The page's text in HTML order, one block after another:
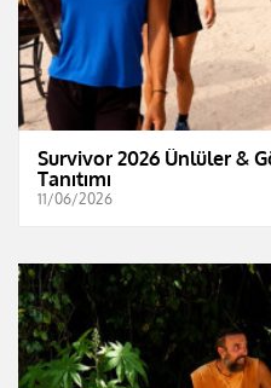
Survivor 2026 Ünlüler &
Tanıtımı
11/06/2026